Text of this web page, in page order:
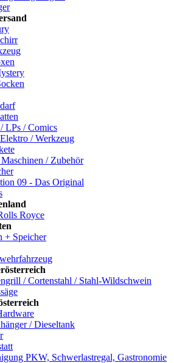
LPs / Comics
/ Werkzeug
/ Zubehör
09 - Das Original
Royce
+ Speicher
/ Cortenstahl / Stahl-Wildschwein
/ Dieseltank
PKW, Schwerlastregal, Gastronomie